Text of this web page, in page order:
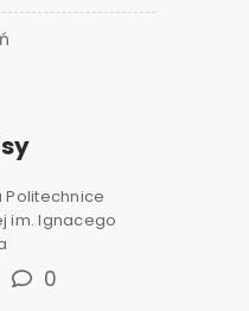
Politechnice
im. Ignacego
0